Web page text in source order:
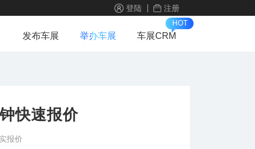
登陆| 注册
发布车展 举办车展
HOT
车展CRM
底价 10分钟快速报价
报价